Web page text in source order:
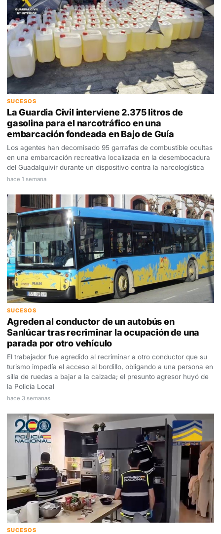
SUCESOS
La Guardia Civil interviene 2.375 litros de
gasolina para el narcotráfico en una
embarcación fondeada en Bajo de Guía
Los agentes han decomisado 95 garrafas de combustible ocultas
en una embarcación recreativa localizada en la desembocadura
del Guadalquivir durante un dispositivo contra la narcologística
hace 1 semana
SUCESOS
Agreden al conductor de un autobús en
Sanlúcar tras recriminar la ocupación de una
parada por otro vehículo
El trabajador fue agredido al recriminar a otro conductor que su
turismo impedía el acceso al bordillo, obligando a una persona en
silla de ruedas a bajar a la calzada; el presunto agresor huyó de
la Policía Local
hace 3 semanas
SUCESOS